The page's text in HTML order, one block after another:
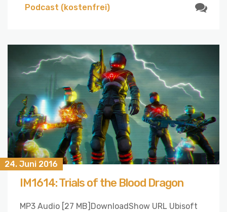
Podcast (kostenfrei)
24. Juni 2016
IM1614: Trials of the Blood Dragon
MP3 Audio [27 MB]DownloadShow URL Ubisoft